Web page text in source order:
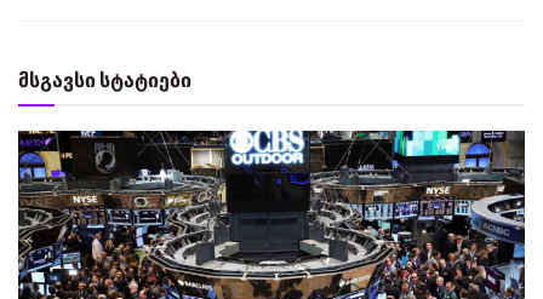
მსგავსი სტატიები